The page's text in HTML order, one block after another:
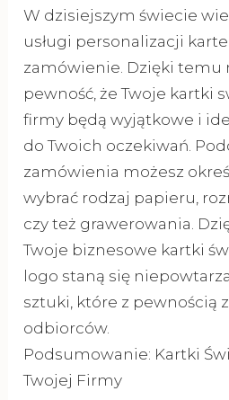
W dzisiejszym świecie
usługi personalizacji
zamówienie. Dzięki temu
pewność, że Twoje kartki
firmy będą wyjątkowe i
do Twoich oczekiwań.
zamówienia możesz
wybrać rodzaj papieru,
czy też grawerowania.
Twoje biznesowe kartki
logo staną się
sztuki, które z pewnością
odbiorców.
Podsumowanie: Kartki
Twojej Firmy